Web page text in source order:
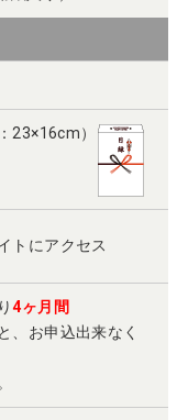
23×16cm）
トにアクセス
4ヶ月間
、お申込出来なく